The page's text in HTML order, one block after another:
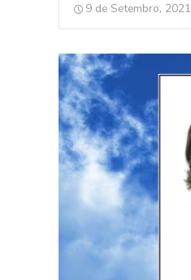
9 de Setembro, 2021